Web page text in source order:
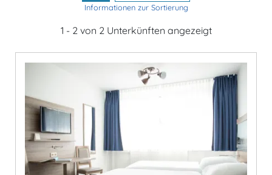
Informationen zur Sortierung
1 - 2 von 2 Unterkünften angezeigt